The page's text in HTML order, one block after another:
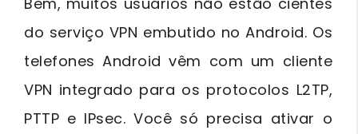
do serviço VPN embutido no Android. Os
telefones Android vêm com um cliente
VPN integrado para os protocolos L2TP,
PTTP e IPsec. Você só precisa ativar o